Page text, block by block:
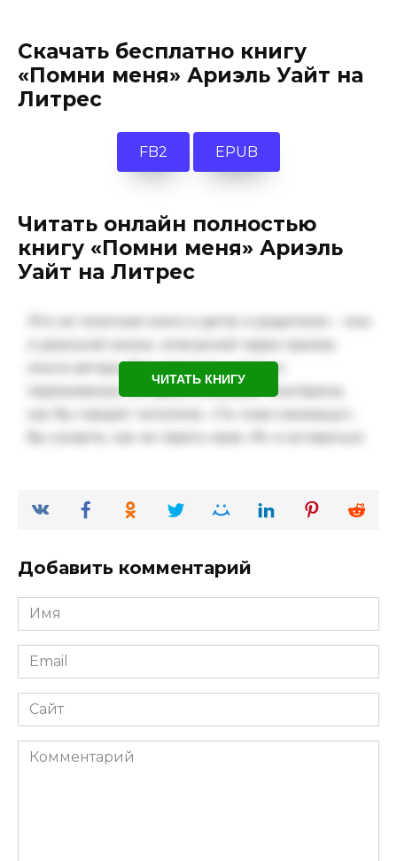
Скачать бесплатно книгу
«Помни меня» Ариэль Уайт на
Литрес
FB2 EPUB
Читать онлайн полностью
книгу «Помни меня» Ариэль
Уайт на Литрес
ЧИТАТЬ КНИГУ
Добавить комментарий
Имя
*
Email
*
Сайт
Комментарий